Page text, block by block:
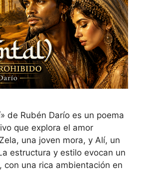
de Rubén Darío es un poema
que explora el amor
una joven mora, y Alí, un
estructura y estilo evocan un
con una rica ambientación en